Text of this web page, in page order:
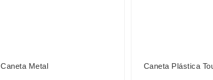
Caneta Metal Caneta Plástica